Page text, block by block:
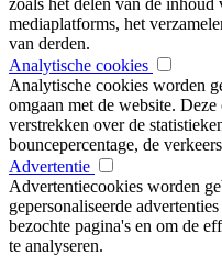
mediaplatforms, het
van derden.
Analytische cookies
Analytische cookies worden
omgaan met de website.
verstrekken over de
bouncepercentage, de
Advertentie
Advertentiecookies worden
gepersonaliseerde
bezochte pagina's en om de
te analyseren.